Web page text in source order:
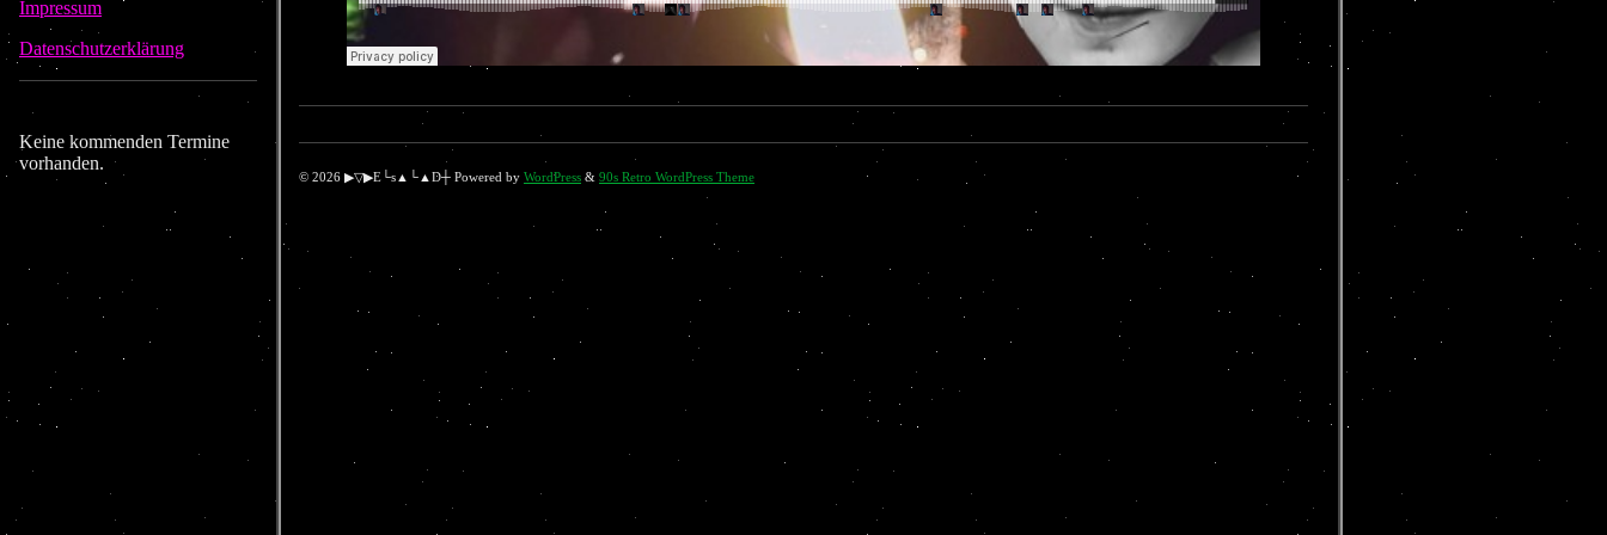
Impressum
Datenschutzerklärung
Keine kommenden Termine
vorhanden.
© 2026 ▶▽▶E└s▲└▲D┼ Powered by WordPress & 90s Retro WordPress Theme